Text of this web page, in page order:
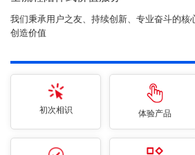
我们秉承用户之友、持续创新、专业奋斗的核
创造价值
初次相识 体验产品